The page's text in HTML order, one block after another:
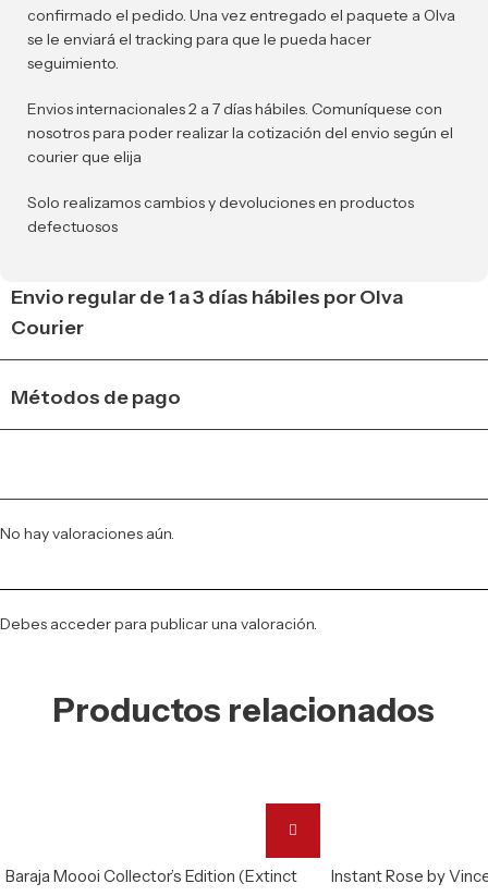
confirmado el pedido. Una vez entregado el paquete a Olva
se le enviará el tracking para que le pueda hacer
seguimiento.
Envios internacionales 2 a 7 días hábiles. Comuníquese con
nosotros para poder realizar la cotización del envio según el
courier que elija
Solo realizamos cambios y devoluciones en productos
defectuosos
Envio regular de 1 a 3 días hábiles por Olva
Courier
Métodos de pago
No hay valoraciones aún.
Debes accederpara publicar una valoración.
Productos relacionados
Baraja Moooi Collector’s Edition (Extinct
Instant Rose by